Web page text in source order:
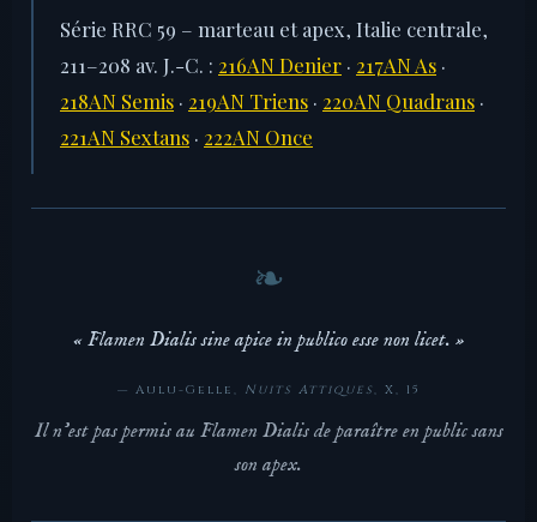
Série RRC 59 – marteau et apex, Italie centrale,
211–208 av. J.-C. : 216AN Denier · 217AN As ·
218AN Semis · 219AN Triens · 220AN Quadrans ·
221AN Sextans · 222AN Once
« Flamen Dialis sine apice in publico esse non licet. »
— Aulu-Gelle, Nuits Attiques, X, 15
Il n'est pas permis au Flamen Dialis de paraître en public sans
son apex.